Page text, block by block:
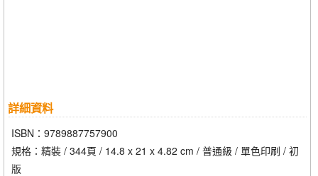
詳細資料
ISBN：9789887757900
規格：精裝 / 344頁 / 14.8 x 21 x 4.82 cm / 普通級 / 單色印刷 / 初
版